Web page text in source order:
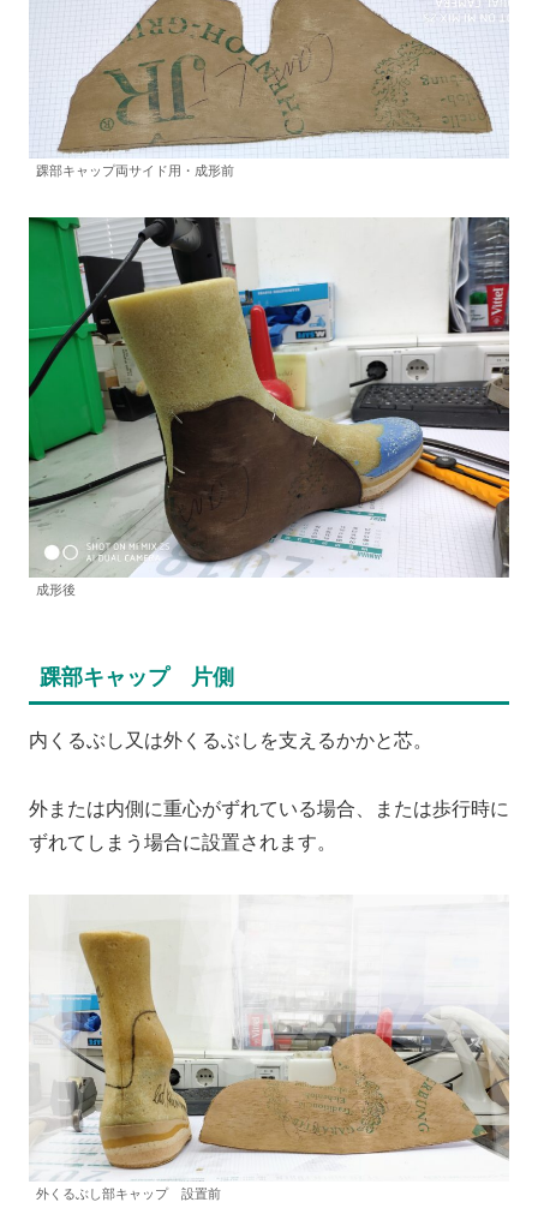
踝部キャップ両サイド用・成形前
成形後
踝部キャップ 片側
内くるぶし又は外くるぶしを支えるかかと芯。
外または内側に重心がずれている場合、または歩行時に
ずれてしまう場合に設置されます。
外くるぶし部キャップ 設置前